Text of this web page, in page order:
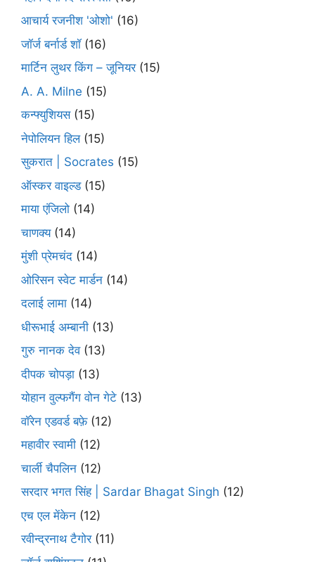
आचार्य रजनीश 'ओशो' (16)
जॉर्ज बर्नार्ड शॉ(16)
मार्टिन लुथर किंग – जूनियर(15)
A. A. Milne (15)
कन्फ्युशियस(15)
नेपोलियन हिल(15)
सुकरात | Socrates (15)
ऑस्कर वाइल्ड(15)
माया एंजिलो (14)
चाणक्य(14)
मुंशी प्रेमचंद (14)
ओरिसन स्‍वेट मार्डन (14)
दलाई लामा (14)
धीरूभाई अम्बानी (13)
गुरु नानक देव(13)
दीपक चोपड़ा (13)
योहान वुल्फगैंग वोन गेटे (13)
वॉरेन एडवर्ड बफ़े(12)
महावीर स्वामी (12)
चार्ली चैपलिन (12)
सरदार भगत सिंह | Sardar Bhagat Singh (12)
एच एल मेंकेन (12)
रवीन्द्रनाथ टैगोर(11)